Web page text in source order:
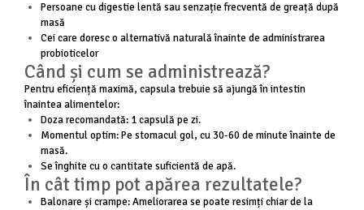
Persoane cu digestie lentă sau senzație frecventă de greață după
masă
Cei care doresc o alternativă naturală înainte de administrarea
probioticelor
Când și cum se administrează?
Pentru eficiență maximă, capsula trebuie să ajungă în intestin
înaintea alimentelor:
Doza recomandată: 1 capsulă pe zi.
Momentul optim: Pe stomacul gol, cu 30-60 de minute înainte de
masă.
Se înghite cu o cantitate suficientă de apă.
În cât timp pot apărea rezultatele?
Balonare și crampe: Ameliorarea se poate resimți chiar de la